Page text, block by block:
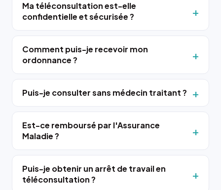
Ma téléconsultation est-elle
confidentielle et sécurisée ?
Comment puis-je recevoir mon
ordonnance ?
Puis-je consulter sans médecin traitant ?
Est-ce remboursé par l'Assurance
Maladie ?
Puis-je obtenir un arrêt de travail en
téléconsultation ?